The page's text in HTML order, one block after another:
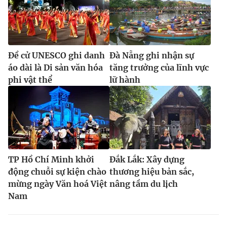
Đề cử UNESCO ghi danh
áo dài là Di sản văn hóa
phi vật thể
Đà Nẵng ghi nhận sự
tăng trưởng của lĩnh vực
lữ hành
TP Hồ Chí Minh khởi
động chuỗi sự kiện chào
mừng ngày Văn hoá Việt
Nam
Đắk Lắk: Xây dựng
thương hiệu bản sắc,
nâng tầm du lịch